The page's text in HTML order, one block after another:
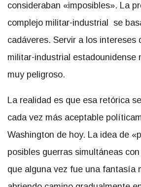
consideraban «imposibles». La
complejo militar-industrial se
cadáveres. Servir a los intereses
militar-industrial estadounidense
muy peligroso.
La realidad es que esa retórica
cada vez más aceptable
Washington de hoy. La idea de
posibles guerras simultáneas
que alguna vez fue una fantasía